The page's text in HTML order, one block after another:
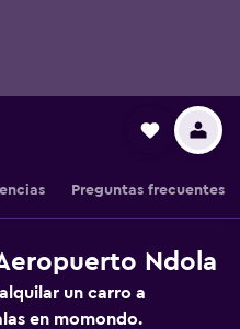
Preguntas frecuentes
Ndola
un carro a
en momondo.